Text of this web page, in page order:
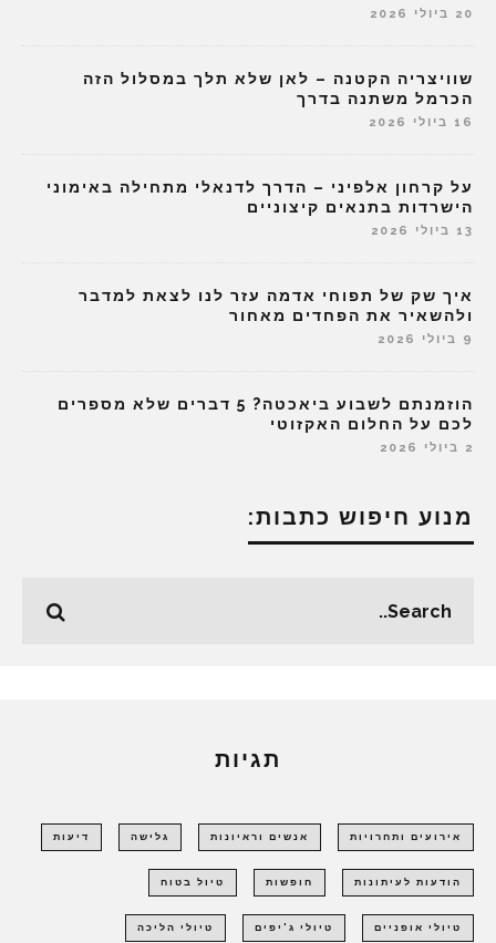
20 ביולי 2026
שוויצריה הקטנה – לאן שלא תלך במסלול הזה
הכרמל משתנה בדרך
16 ביולי 2026
על קרחון אלפיני – הדרך לדנאלי מתחילה באימוני
הישרדות בתנאים קיצוניים
13 ביולי 2026
איך שק של תפוחי אדמה עזר לנו לצאת למדבר
ולהשאיר את הפחדים מאחור
9 ביולי 2026
הוזמנתם לשבוע ביאכטה? 5 דברים שלא מספרים
לכם על החלום האקזוטי
2 ביולי 2026
מנוע חיפוש כתבות:
תגיות
אירועים ותחרויות אנשים וראיונות גלישה דיעות
הודעות לעיתונות חופשות טיול בטוח
טיולי אופניים טיולי ג'יפים טיולי הליכה